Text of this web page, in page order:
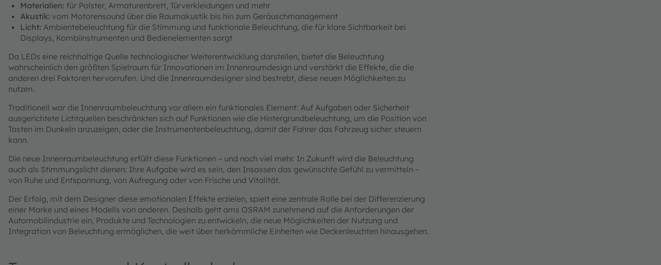
Materialien: für Polster, Armaturenbrett, Türverkleidungen und mehr
Akustik: vom Motorensound über die Raumakustik bis hin zum Geräuschmanagement
Licht: Ambientebeleuchtung für die Stimmung und funktionale Beleuchtung, die für klare Sichtbarkeit bei
Displays, Kombiinstrumenten und Bedienelementen sorgt
Da LEDs eine reichhaltige Quelle technologischer Weiterentwicklung darstellen, bietet die Beleuchtung
wahrscheinlich den größten Spielraum für Innovationen im Innenraumdesign und verstärkt die Effekte, die die
anderen drei Faktoren hervorrufen. Und die Innenraumdesigner sind bestrebt, diese neuen Möglichkeiten zu
nutzen.
Traditionell war die Innenraumbeleuchtung vor allem ein funktionales Element: Auf Aufgaben oder Sicherheit
ausgerichtete Lichtquellen beschränkten sich auf Funktionen wie die Hintergrundbeleuchtung, um die Position von
Tasten im Dunkeln anzuzeigen, oder die Instrumentenbeleuchtung, damit der Fahrer das Fahrzeug sicher steuern
kann.
Die neue Innenraumbeleuchtung erfüllt diese Funktionen – und noch viel mehr. In Zukunft wird die Beleuchtung
auch als Stimmungslicht dienen: Ihre Aufgabe wird es sein, den Insassen das gewünschte Gefühl zu vermitteln –
von Ruhe und Entspannung, von Aufregung oder von Frische und Vitalität.
Der Erfolg, mit dem Designer diese emotionalen Effekte erzielen, spielt eine zentrale Rolle bei der Differenzierung
einer Marke und eines Modells von anderen. Deshalb geht ams OSRAM zunehmend auf die Anforderungen der
Automobilindustrie ein, Produkte und Technologien zu entwickeln, die neue Möglichkeiten der Nutzung und
Integration von Beleuchtung ermöglichen, die weit über herkömmliche Einheiten wie Deckenleuchten hinausgehen.